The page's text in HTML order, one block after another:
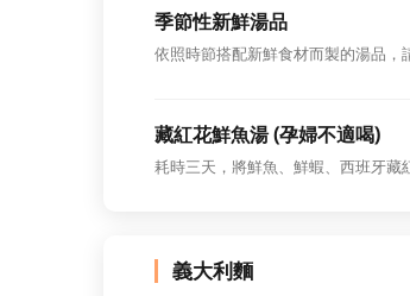
季節性新鮮湯品
依照時節搭配新鮮食材而製的湯品，
藏紅花鮮魚湯 (孕婦不適喝)
耗時三天，將鮮魚、鮮蝦、西班牙
義大利麵